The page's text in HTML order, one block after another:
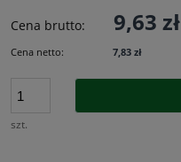
Cena brutto: 9,63 zł
Cena netto: 7,83 zł
szt.